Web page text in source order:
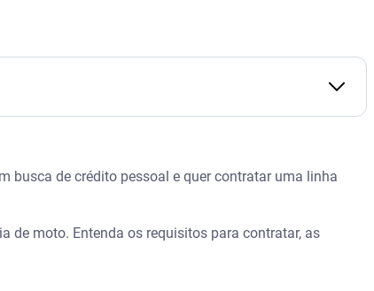
busca de crédito pessoal e quer contratar uma linha
de moto. Entenda os requisitos para contratar, as